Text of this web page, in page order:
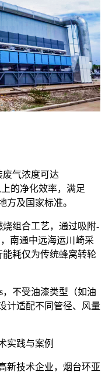
废气浓度可达
上的净化效率，满足
方及国家标准。
组合工艺，通过吸附-
南通中远海运川崎采
耗仅为传统蜂窝转轮
不受油漆类型（如油
计适配不同管径、风量
实践与案例
新技术企业，烟台环亚